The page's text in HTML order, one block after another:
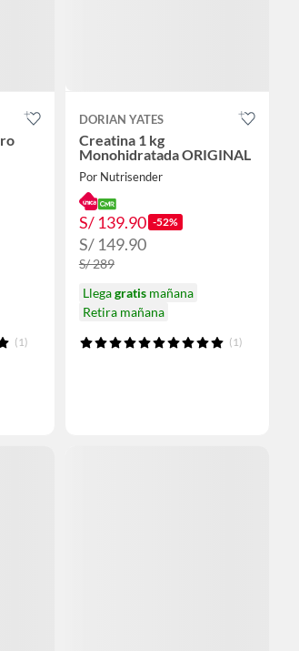
(1)
DORIAN YATES
Creatina 1 kg
Monohidratada ORIGINAL
Por Nutrisender
S/ 139.90 -52%
S/ 149.90
S/ 289
Llegagratismañana
Retira mañana
(1)